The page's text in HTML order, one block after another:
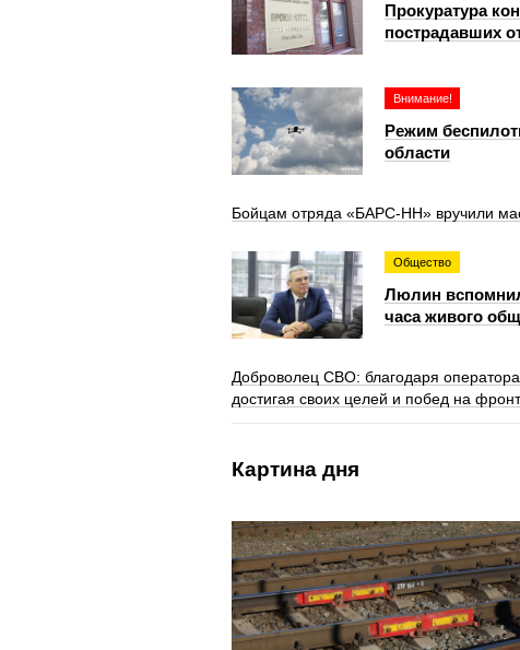
Прокуратура
пострадавших
Внимание!
Режим
области
Бойцам отряда «БАРС-НН» вручили
Общество
Люлин
часа живого
Доброволец СВО: благодаря
достигая своих целей и побед на
Картина дня